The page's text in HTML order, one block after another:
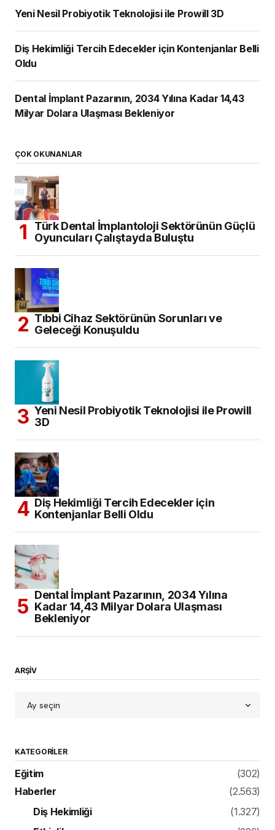
Yeni Nesil Probiyotik Teknolojisi ile Prowill 3D
Diş Hekimliği Tercih Edecekler için Kontenjanlar Belli
Oldu
Dental İmplant Pazarının, 2034 Yılına Kadar 14,43
Milyar Dolara Ulaşması Bekleniyor
ÇOK OKUNANLAR
Türk Dental İmplantoloji Sektörünün Güçlü
Oyuncuları Çalıştayda Buluştu
Tıbbi Cihaz Sektörünün Sorunları ve
Geleceği Konuşuldu
Yeni Nesil Probiyotik Teknolojisi ile Prowill
3D
Diş Hekimliği Tercih Edecekler için
Kontenjanlar Belli Oldu
Dental İmplant Pazarının, 2034 Yılına
Kadar 14,43 Milyar Dolara Ulaşması
Bekleniyor
ARŞİV
KATEGORILER
Eğitim
(302)
Haberler
(2.563)
Diş Hekimliği
(1.327)